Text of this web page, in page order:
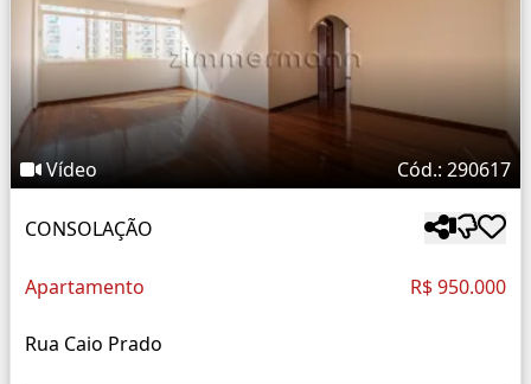
Vídeo Cód.: 290617
CONSOLAÇÃO
Apartamento R$ 950.000
Rua Caio Prado